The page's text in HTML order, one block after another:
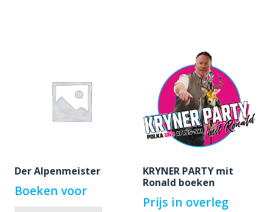
Der Alpenmeister
Boeken voor
KRYNER PARTY mit
Ronald boeken
Prijs in overleg